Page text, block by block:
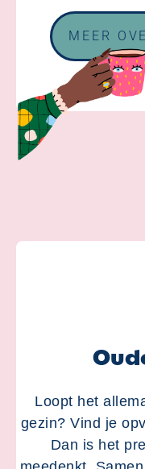
MEER
Loopt het
gezin? Vind je
Dan is het